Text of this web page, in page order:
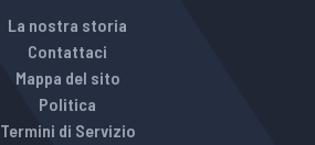
La nostra storia
Contattaci
Mappa del sito
Politica
Termini di Servizio